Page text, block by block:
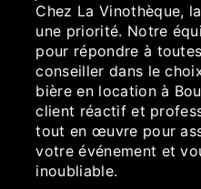
Chez La Vinothèque,
une priorité. Notre
pour répondre à
conseiller dans le
bière en location à
client réactif et
tout en œuvre pour
votre événement et
inoubliable.